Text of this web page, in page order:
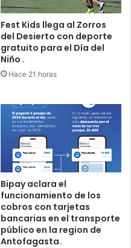
Fest Kids llega al Zorros
del Desierto con deporte
gratuito para el Día del
Niño .
Hace 21 horas
Bipay aclara el
funcionamiento de los
cobros con tarjetas
bancarias en el transporte
público en la region de
Antofagasta.